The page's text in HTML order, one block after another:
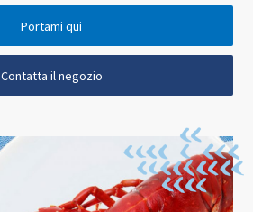
Portami qui
Contatta il negozio